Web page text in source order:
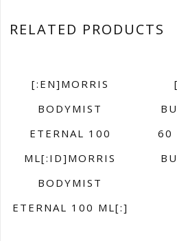
RELATED PRODUCTS
[:EN]MORRIS
BODYMIST
ETERNAL 100
ML[:ID]MORRIS
BODYMIST
ETERNAL 100 ML[:]
60